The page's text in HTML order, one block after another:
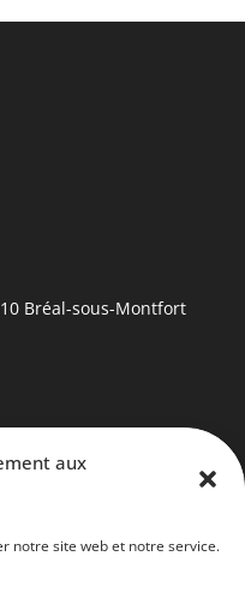
aux
notre site web et notre service.
Bréal-sous-Montfort